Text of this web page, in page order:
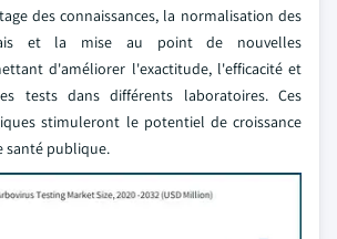
des connaissances, la normalisation des
et la mise au point de nouvelles
d'améliorer l'exactitude, l'efficacité et
tests dans différents laboratoires. Ces
stimuleront le potentiel de croissance
santé publique.